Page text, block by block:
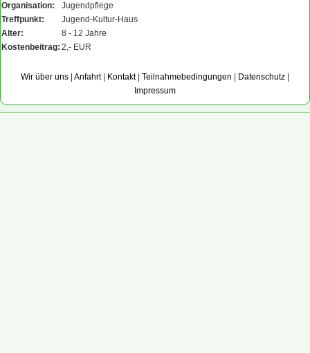
Organisation:
Jugendpflege
Treffpunkt:
Jugend-Kultur-Haus
Alter:
8 - 12 Jahre
Kostenbeitrag: 2,- EUR
Wir über uns Anfahrt| Kontakt| Teilnahmebedingungen Datenschutz
Impressum